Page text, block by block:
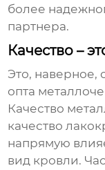
более
партнера.
Качество –
Это, наверное,
опта
Качество
качество
напрямую
вид кровли.